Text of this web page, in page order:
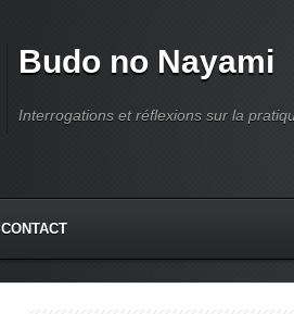
Budo no Nayami
Interrogations et réflexions sur la
CONTACT